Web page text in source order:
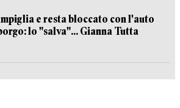
e resta bloccato con l'auto
lo "salva"... Gianna Tutta